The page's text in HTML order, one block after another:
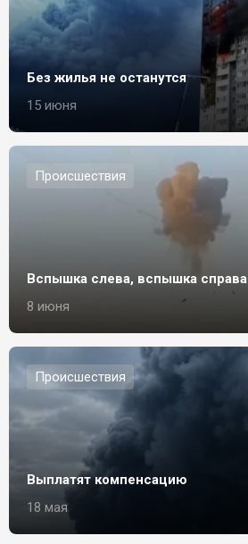
Без жилья не останутся
15 июня
Происшествия
Вспышка слева, вспышка справа
8 июня
Происшествия
Выплатят компенсацию
18 мая